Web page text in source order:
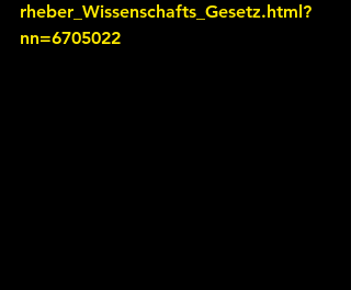
rheber_Wissenschafts_Gesetz.html?
nn=6705022